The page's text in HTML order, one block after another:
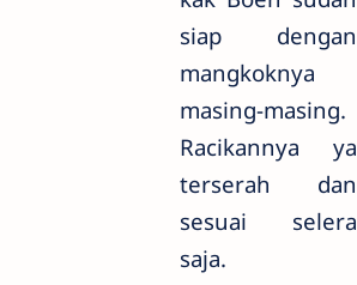
siap dengan
mangkoknya
masing-masing.
Racikannya ya
terserah dan
sesuai selera
saja.